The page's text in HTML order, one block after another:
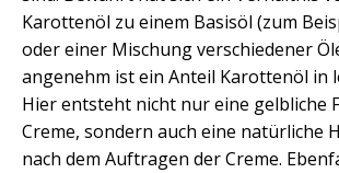
Karottenöl zu einem Basisöl (zum
oder einer Mischung verschiedener
angenehm ist ein Anteil Karottenöl in
Hier entsteht nicht nur eine gelbliche
Creme, sondern auch eine natürliche
nach dem Auftragen der Creme.